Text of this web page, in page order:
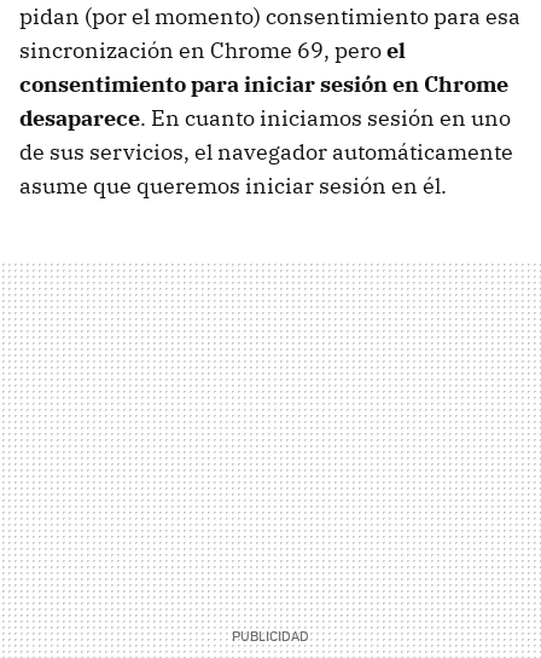
pidan (por el momento) consentimiento para esa
sincronización en Chrome 69, peroel
consentimiento para iniciar sesión en Chrome
desaparece. En cuanto iniciamos sesión en uno
de sus servicios, el navegador automáticamente
asume que queremos iniciar sesión en él.